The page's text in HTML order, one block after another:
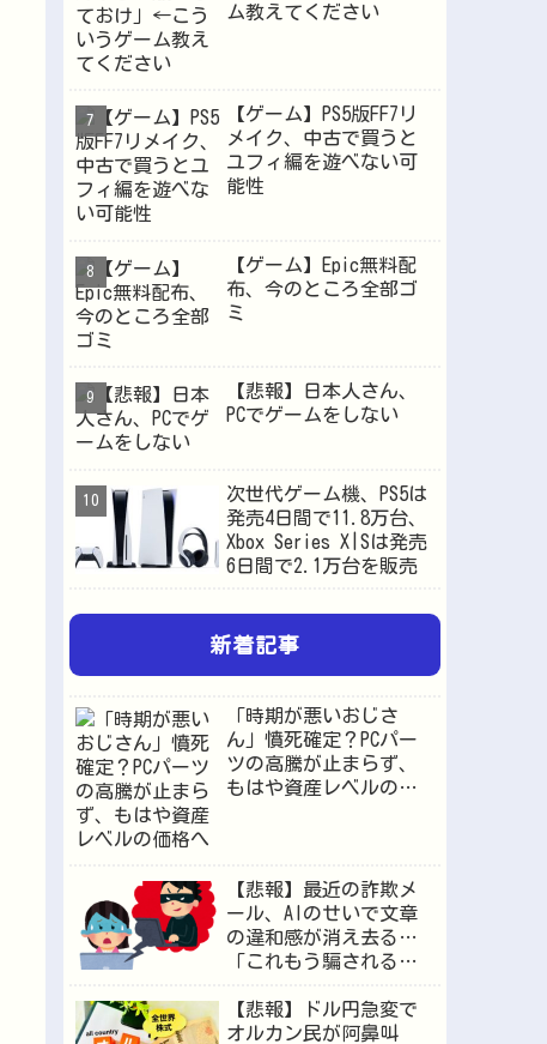
ム教えてください
【ゲーム】PS5版FF7リ
メイク、中古で買うと
ユフィ編を遊べない可
能性
【ゲーム】Epic無料配
布、今のところ全部ゴ
ミ
【悲報】日本人さん、
PCでゲームをしない
次世代ゲーム機、PS5は
発売4日間で11.8万台、
Xbox Series X|Sは発売
6日間で2.1万台を販売
新着記事
「時期が悪いおじさ
ん」憤死確定？PCパー
ツの高騰が止まらず、
もはや資産レベルの価
【悲報】最近の詐欺メ
ール、AIのせいで文章
の違和感が消え去る…
「これもう騙されるや
【悲報】ドル円急変で
オルカン民が阿鼻叫